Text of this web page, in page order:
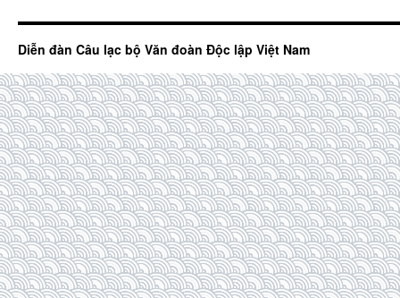
Diễn đàn Câu lạc bộ Văn đoàn Độc lập Việt Nam